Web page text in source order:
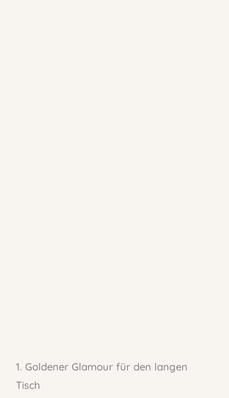
1. Goldener Glamour für den langen
Tisch